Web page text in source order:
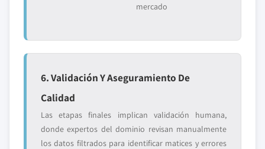
mercado
6. Validación Y Aseguramiento De
Calidad
Las etapas finales implican validación humana,
donde expertos del dominio revisan manualmente
los datos filtrados para identificar matices y errores